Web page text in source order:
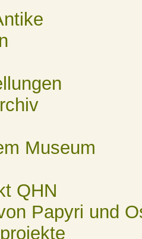
Museum
QHN
Papyri und